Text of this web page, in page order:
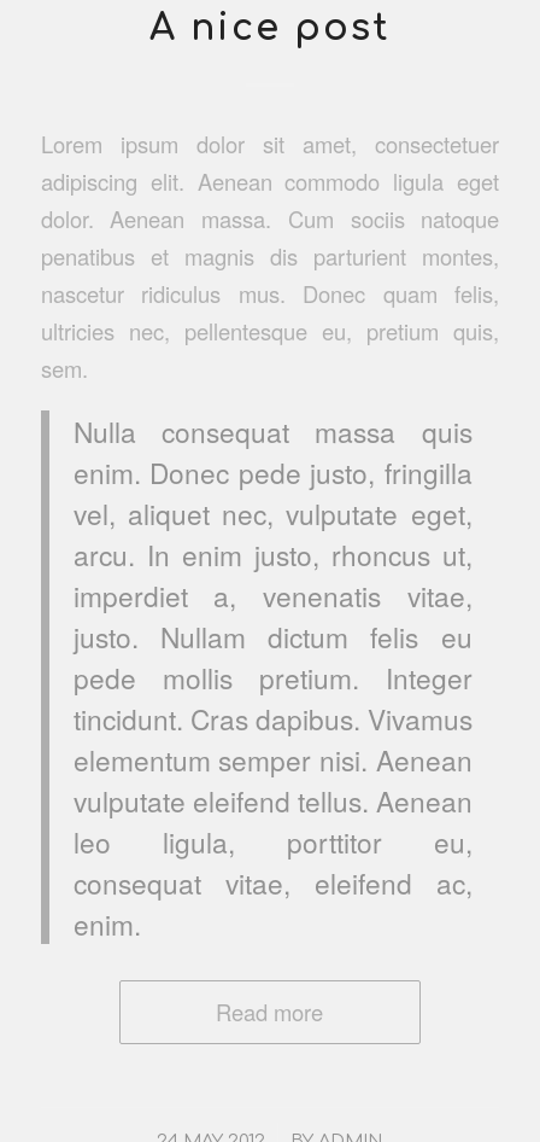
A nice post
Lorem ipsum dolor sit amet, consectetuer
adipiscing elit. Aenean commodo ligula eget
dolor. Aenean massa. Cum sociis natoque
penatibus et magnis dis parturient montes,
nascetur ridiculus mus. Donec quam felis,
ultricies nec, pellentesque eu, pretium quis,
sem.
Nulla consequat massa quis
enim. Donec pede justo, fringilla
vel, aliquet nec, vulputate eget,
arcu. In enim justo, rhoncus ut,
imperdiet a, venenatis vitae,
justo. Nullam dictum felis eu
pede mollis pretium. Integer
tincidunt. Cras dapibus. Vivamus
elementum semper nisi. Aenean
vulputate eleifend tellus. Aenean
leo ligula, porttitor eu,
consequat vitae, eleifend ac,
enim.
Read more